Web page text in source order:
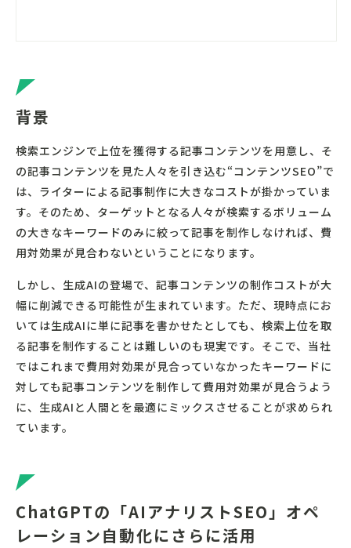
背景
検索エンジンで上位を獲得する記事コンテンツを用意し、そ
の記事コンテンツを見た人々を引き込む“コンテンツSEO”で
は、ライターによる記事制作に大きなコストが掛かっていま
す。そのため、ターゲットとなる人々が検索するボリューム
の大きなキーワードのみに絞って記事を制作しなければ、費
用対効果が見合わないということになります。
しかし、生成AIの登場で、記事コンテンツの制作コストが大
幅に削減できる可能性が生まれています。ただ、現時点にお
いては生成AIに単に記事を書かせたとしても、検索上位を取
る記事を制作することは難しいのも現実です。そこで、当社
ではこれまで費用対効果が見合っていなかったキーワードに
対しても記事コンテンツを制作して費用対効果が見合うよう
に、生成AIと人間とを最適にミックスさせることが求められ
ています。
ChatGPTの「AIアナリストSEO」オペ
レーション自動化にさらに活用